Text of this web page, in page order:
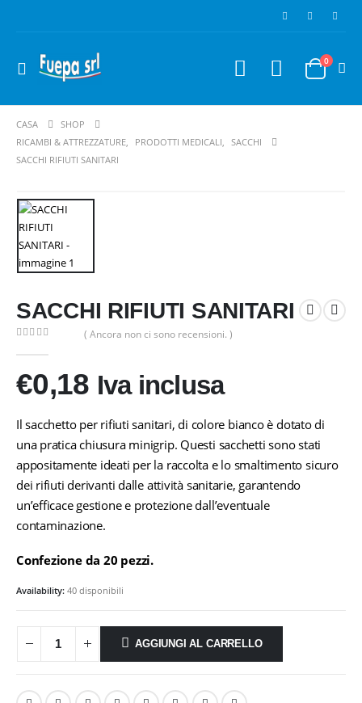
0
CASA
SHOP
RICAMBI & ATTREZZATURE, PRODOTTI MEDICALI, SACCHI
SACCHI RIFIUTI SANITARI
SACCHI RIFIUTI SANITARI
( Ancora non ci sono recensioni. )
€0,18 Iva inclusa
Il sacchetto per rifiuti sanitari, di colore bianco è dotato di
una pratica chiusura minigrip. Questi sacchetti sono stati
appositamente ideati per la raccolta e lo smaltimento sicuro
dei rifiuti derivanti dalle attività sanitarie, garantendo
un’efficace gestione e protezione dall’eventuale
contaminazione.
Confezione da 20 pezzi.
Availability: 40 disponibili
AGGIUNGI AL CARRELLO